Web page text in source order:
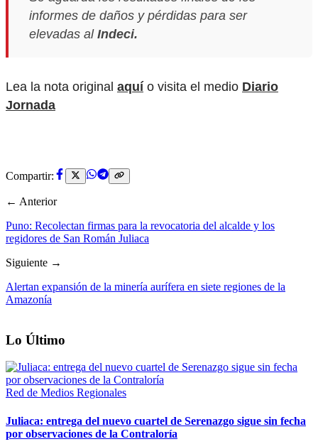
informes de daños y pérdidas para ser
elevadas al Indeci.
Lea la nota original aquí o visita el medio Diario
Jornada
Compartir:
← Anterior
Puno: Recolectan firmas para la revocatoria del alcalde y los
regidores de San Román Juliaca
Siguiente →
Alertan expansión de la minería aurífera en siete regiones de la
Amazonía
Lo Último
Red de Medios Regionales
Juliaca: entrega del nuevo cuartel de Serenazgo sigue sin fecha
por observaciones de la Contraloría